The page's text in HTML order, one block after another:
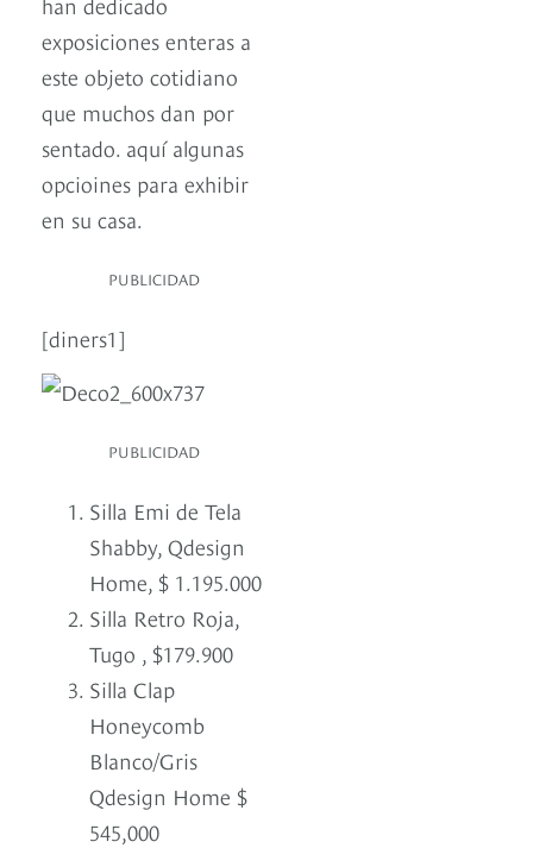
exposiciones enteras a
este objeto cotidiano
que muchos dan por
sentado. aquí algunas
opcioines para exhibir
en su casa.
PUBLICIDAD
[diners1]
PUBLICIDAD
Silla Emi de Tela
Shabby, Qdesign
Home, $ 1.195.000
Silla Retro Roja,
Tugo , $179.900
Silla Clap
Honeycomb
Blanco/Gris
Qdesign Home $
545,000